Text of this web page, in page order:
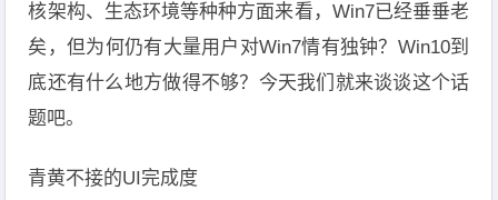
核架构、生态环境等种种方面来看，Win7已经垂垂老
矣，但为何仍有大量用户对Win7情有独钟？Win10到
底还有什么地方做得不够？今天我们就来谈谈这个话
题吧。
青黄不接的UI完成度